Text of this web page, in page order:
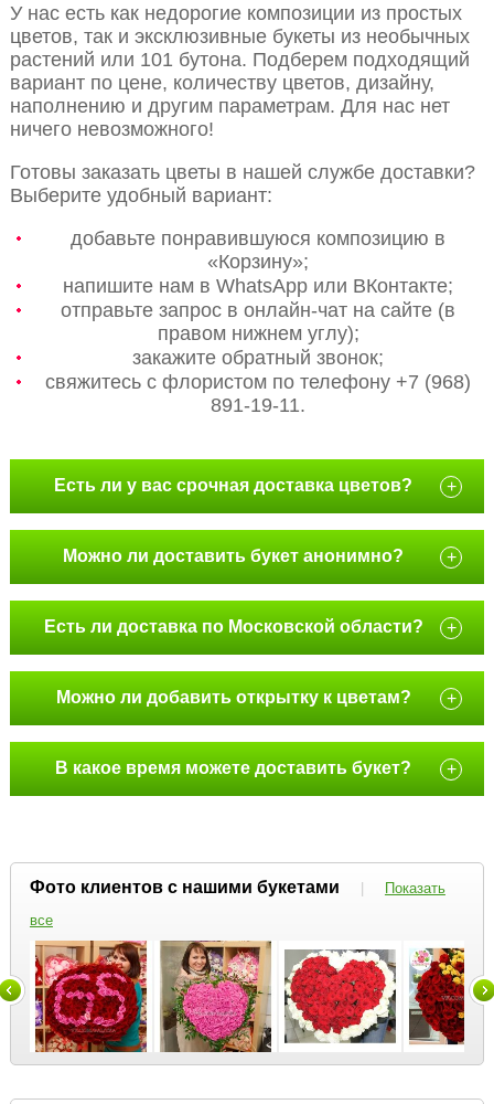
У нас есть как недорогие композиции из простых
цветов, так и эксклюзивные букеты из необычных
растений или 101 бутона. Подберем подходящий
вариант по цене, количеству цветов, дизайну,
наполнению и другим параметрам. Для нас нет
ничего невозможного!
Готовы заказать цветы в нашей службе доставки?
Выберите удобный вариант:
добавьте понравившуюся композицию в
«Корзину»;
напишите нам в WhatsApp или ВКонтакте;
отправьте запрос в онлайн-чат на сайте (в
правом нижнем углу);
закажите обратный звонок;
свяжитесь с флористом по телефону +7 (968)
891-19-11.
Есть ли у вас срочная доставка цветов? +
Можно ли доставить букет анонимно? +
Есть ли доставка по Московской области? +
Можно ли добавить открытку к цветам? +
В какое время можете доставить букет? +
Фото клиентов с нашими букетами |
Показать
все